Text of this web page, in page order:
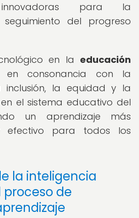
innovadoras para la
del progreso
en la educación
consonancia con la
la equidad y la
el sistema educativo del
un aprendizaje más
efectivo para todos los
la inteligencia
de